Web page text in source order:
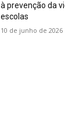
à prevenção da
escolas
10 de junho de 2026